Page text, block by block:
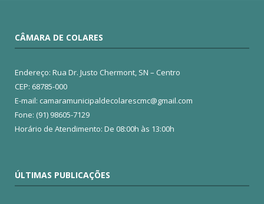
CÂMARA DE COLARES
Endereço: Rua Dr. Justo Chermont, SN – Centro
CEP: 68785-000
E-mail: camaramunicipaldecolarescmc@gmail.com
Fone: (91) 98605-7129
Horário de Atendimento: De 08:00h às 13:00h
ÚLTIMAS PUBLICAÇÕES